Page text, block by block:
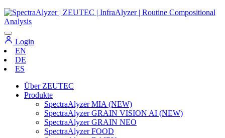
Login
EN
DE
ES
Über ZEUTEC
Produkte
SpectraAlyzer MIA (NEW)
SpectraAlyzer GRAIN VISION AI (NEW)
SpectraAlyzer GRAIN NEO
SpectraAlyzer FOOD